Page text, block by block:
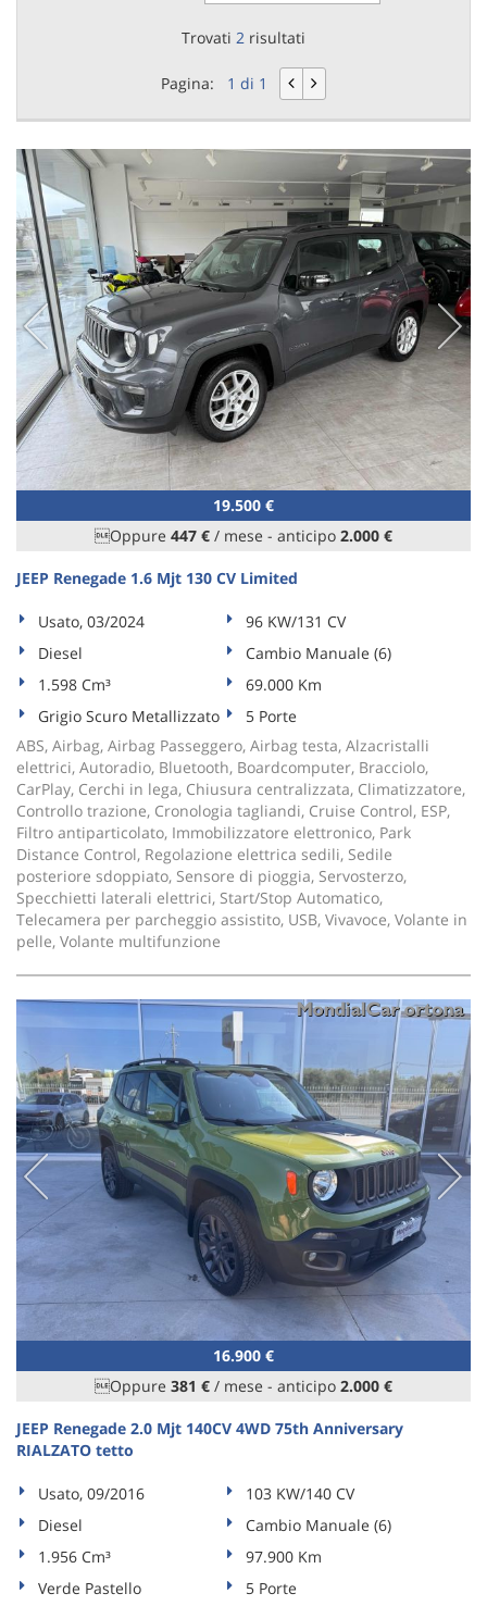
Trovati 2 risultati
Pagina: 1 di 1
19.500 €
Oppure 447 € / mese - anticipo 2.000 €
JEEP Renegade 1.6 Mjt 130 CV Limited
Usato, 03/2024
96 KW/131 CV
Diesel
Cambio Manuale (6)
1.598 Cm³
69.000 Km
Grigio Scuro Metallizzato
5 Porte
ABS, Airbag, Airbag Passeggero, Airbag testa, Alzacristalli
elettrici, Autoradio, Bluetooth, Boardcomputer, Bracciolo,
CarPlay, Cerchi in lega, Chiusura centralizzata, Climatizzatore,
Controllo trazione, Cronologia tagliandi, Cruise Control, ESP,
Filtro antiparticolato, Immobilizzatore elettronico, Park
Distance Control, Regolazione elettrica sedili, Sedile
posteriore sdoppiato, Sensore di pioggia, Servosterzo,
Specchietti laterali elettrici, Start/Stop Automatico,
Telecamera per parcheggio assistito, USB, Vivavoce, Volante in
pelle, Volante multifunzione
16.900 €
Oppure 381 € / mese - anticipo 2.000 €
JEEP Renegade 2.0 Mjt 140CV 4WD 75th Anniversary
RIALZATO tetto
Usato, 09/2016
103 KW/140 CV
Diesel
Cambio Manuale (6)
1.956 Cm³
97.900 Km
Verde Pastello
5 Porte